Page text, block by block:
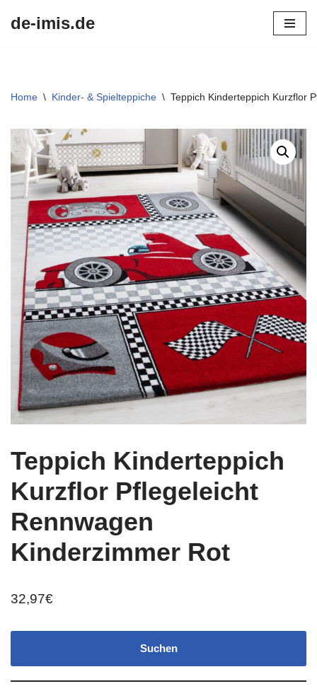
de-imis.de
Home \ Kinder- & Spielteppiche \ Teppich Kinderteppich Kurzflor
Teppich Kinderteppich
Kurzflor Pflegeleicht
Rennwagen
Kinderzimmer Rot
32,97€
Suchen